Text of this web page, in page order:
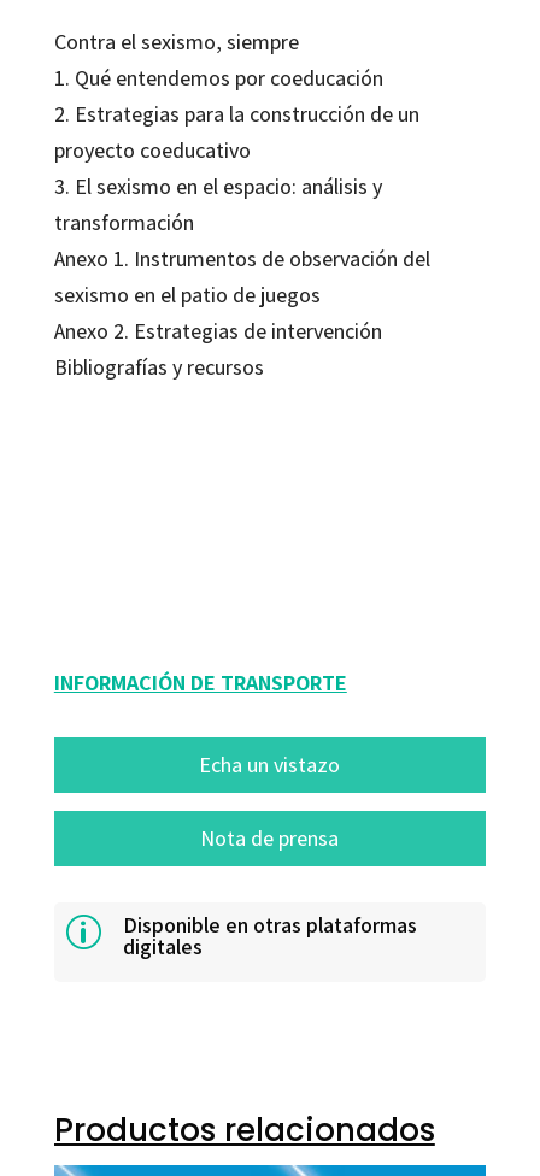
Contra el sexismo, siempre
1. Qué entendemos por coeducación
2. Estrategias para la construcción de un
proyecto coeducativo
3. El sexismo en el espacio: análisis y
transformación
Anexo 1. Instrumentos de observación del
sexismo en el patio de juegos
Anexo 2. Estrategias de intervención
Bibliografías y recursos
INFORMACIÓN DE TRANSPORTE
Echa un vistazo
Nota de prensa
p Disponible en otras plataformas
digitales
Productos relacionados